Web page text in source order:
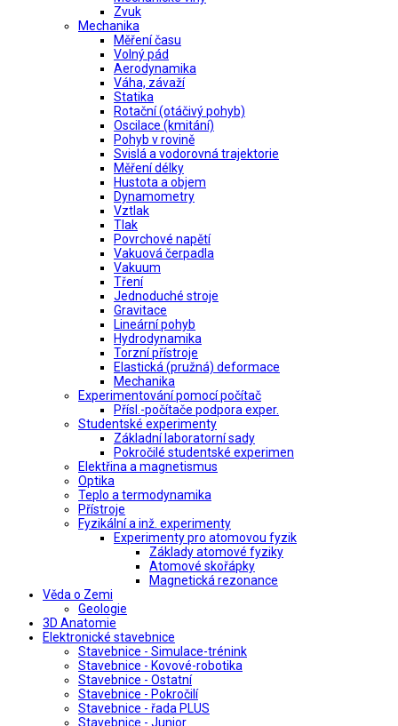
Zvuk
Mechanika
Měření času
Volný pád
Aerodynamika
Váha, závaží
Statika
Rotační (otáčivý pohyb)
Oscilace (kmitání)
Pohyb v rovině
Svislá a vodorovná trajektorie
Měření délky
Hustota a objem
Dynamometry
Vztlak
Tlak
Povrchové napětí
Vakuová čerpadla
Vakuum
Tření
Jednoduché stroje
Gravitace
Lineární pohyb
Hydrodynamika
Torzní přístroje
Elastická (pružná) deformace
Mechanika
Experimentování pomocí počítač
Přísl.-počítače podpora exper.
Studentské experimenty
Základní laboratorní sady
Pokročilé studentské experimen
Elektřina a magnetismus
Optika
Teplo a termodynamika
Přístroje
Fyzikální a inž. experimenty
Experimenty pro atomovou fyzik
Základy atomové fyziky
Atomové skořápky
Magnetická rezonance
Věda o Zemi
Geologie
3D Anatomie
Elektronické stavebnice
Stavebnice - Simulace-trénink
Stavebnice - Kovové-robotika
Stavebnice - Ostatní
Stavebnice - Pokročilí
Stavebnice - řada PLUS
Stavebnice - Junior